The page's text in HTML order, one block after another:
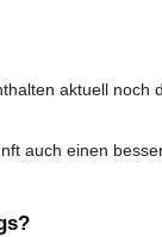
aktuell
auch einen